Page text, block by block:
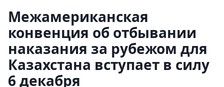
Межамериканская
конвенция об отбывании
наказания за рубежом для
Казахстана вступает в силу
6 декабря